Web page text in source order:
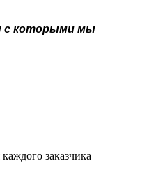
с которыми мы
заказчика